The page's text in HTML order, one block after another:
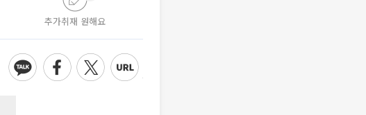
추가취재 원해요